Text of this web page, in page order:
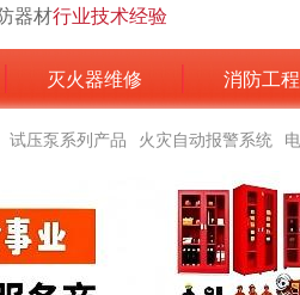
器材行业技术经验
灭火器维修 消防工程
试压泵系列产品 火灾自动报警系统